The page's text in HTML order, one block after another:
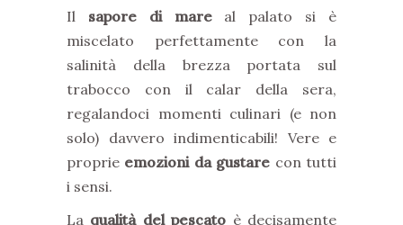
Il sapore di mareal palato si è
miscelato perfettamente con la
salinità della brezza portata sul
trabocco con il calar della sera,
regalandoci momenti culinari (e non
solo) davvero indimenticabili! Vere e
proprie emozioni da gustare con tutti
i sensi.
La qualità del pescato è decisamente